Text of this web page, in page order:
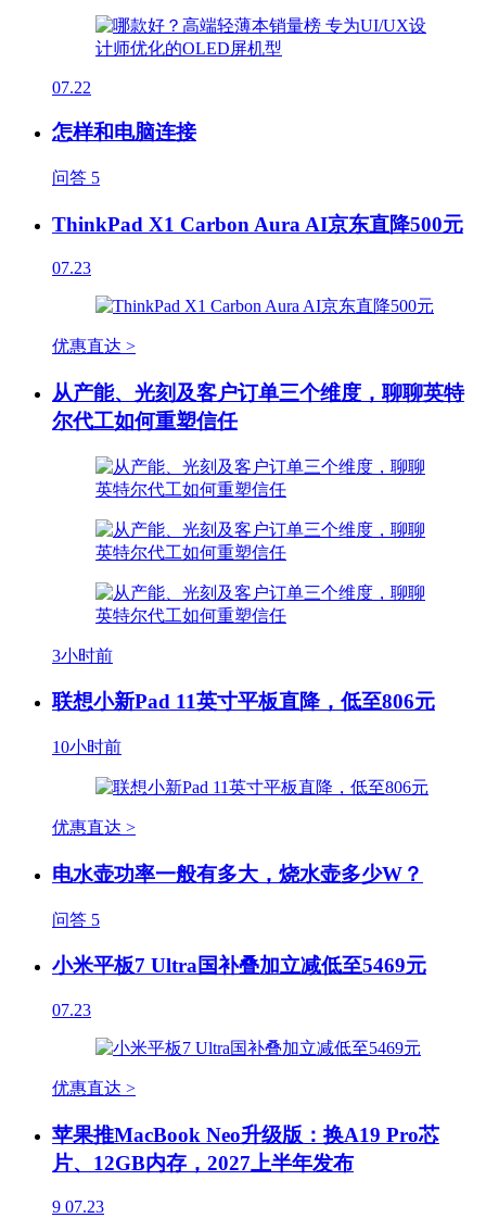
07.22
怎样和电脑连接
问答 5
ThinkPad X1 Carbon Aura AI京东直降500元
07.23
优惠直达 >
从产能、光刻及客户订单三个维度，聊聊英特
尔代工如何重塑信任
3小时前
联想小新Pad 11英寸平板直降，低至806元
10小时前
优惠直达 >
电水壶功率一般有多大，烧水壶多少W？
问答 5
小米平板7 Ultra国补叠加立减低至5469元
07.23
优惠直达 >
苹果推MacBook Neo升级版：换A19 Pro芯
片、12GB内存，2027上半年发布
9 07.23